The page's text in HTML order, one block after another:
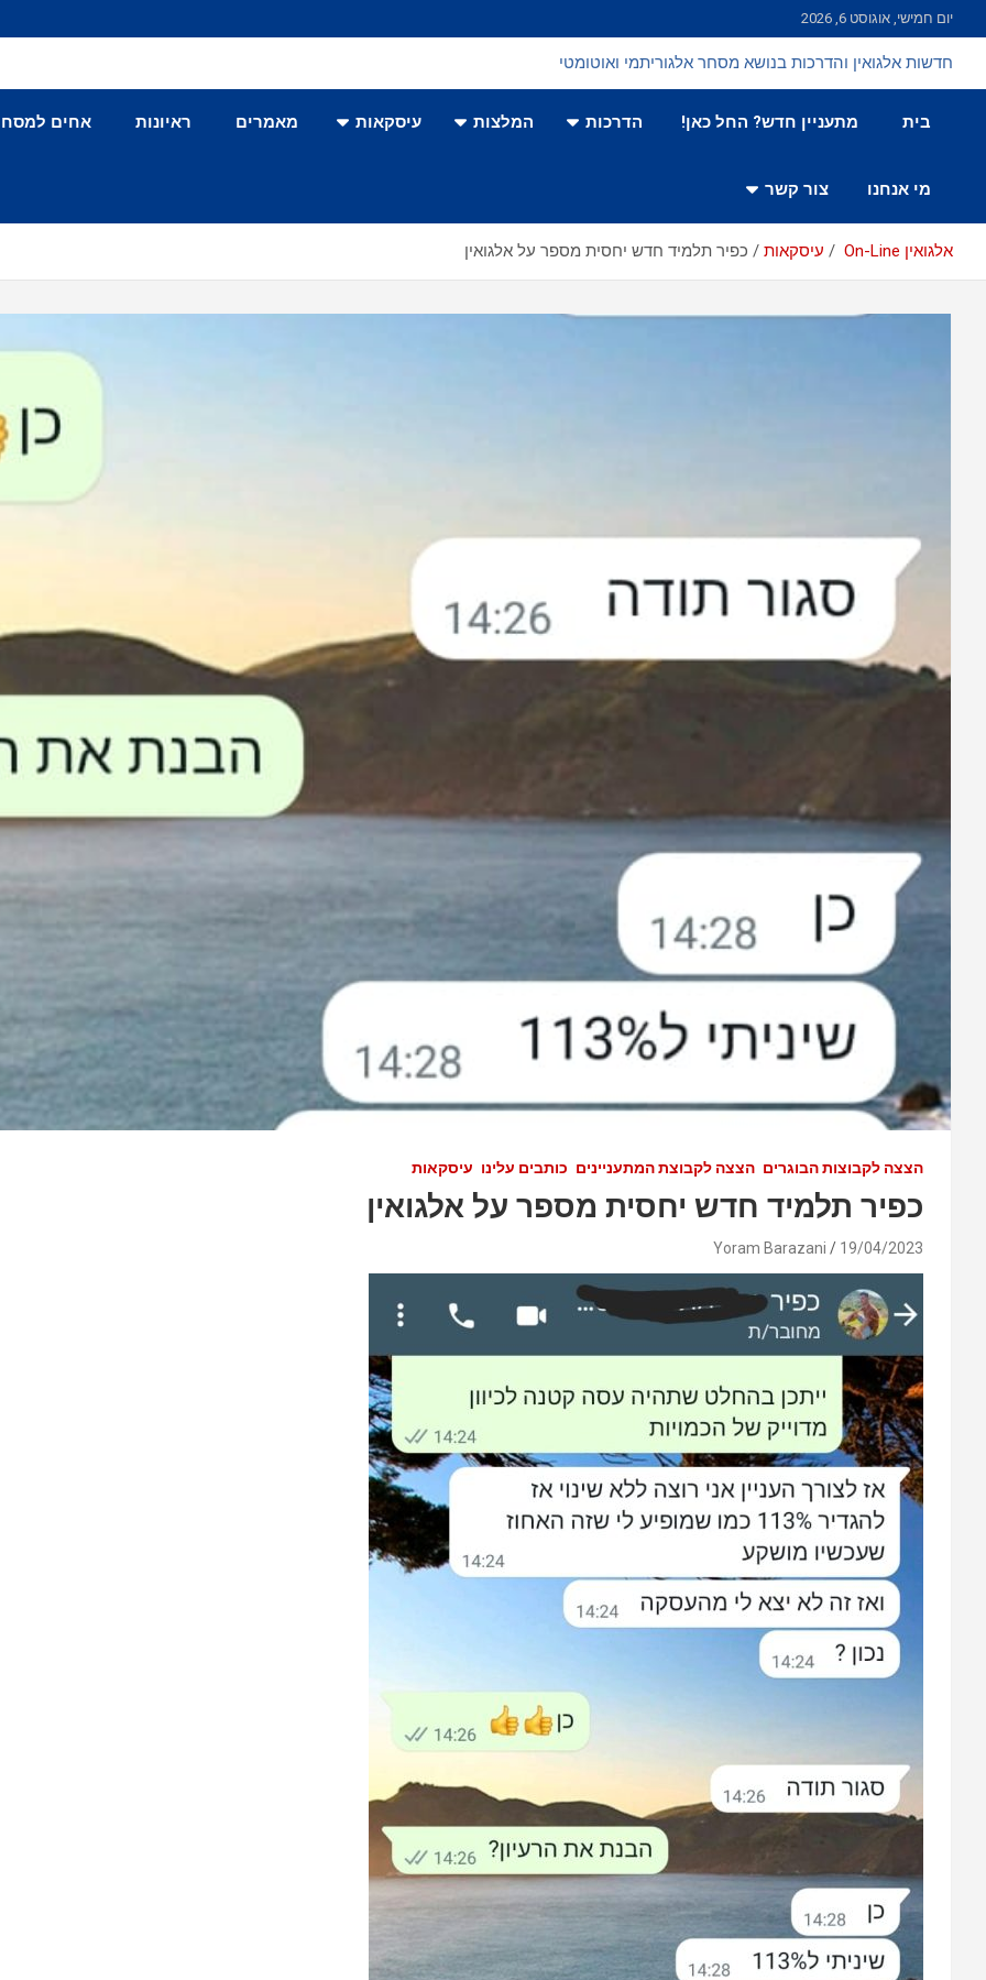
to
content
יום חמישי, אוגוסט 6, 2026
חדשות אלגואין והדרכות בנושא מסחר אלגוריתמי ואוטומטי
בית מתעניין חדש? החל כאן! הדרכות המלצות עיסקאות מאמרים ראיונות אחים
מי אנחנו צור קשר
אלגואין On-Line עיסקאות כפיר תלמיד חדש יחסית מספר על אלגואין
הצצה לקבוצות הבוגרים הצצה לקבוצת המתעניינים כותבים עלינו עיסקאות
כפיר תלמיד חדש יחסית מספר על אלגואין
19/04/2023
Yoram Barazani